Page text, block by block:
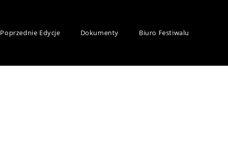
Poprzednie Edycje Dokumenty Biuro Festiwalu